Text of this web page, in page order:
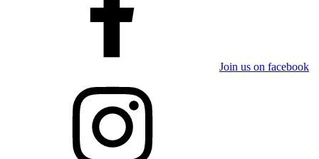
Join us on facebook